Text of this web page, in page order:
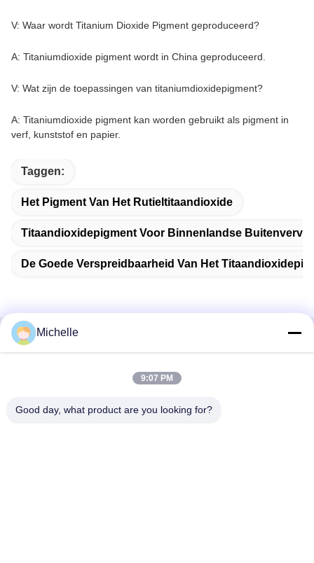
V: Waar wordt Titanium Dioxide Pigment geproduceerd?
A: Titaniumdioxide pigment wordt in China geproduceerd.
V: Wat zijn de toepassingen van titaniumdioxidepigment?
A: Titaniumdioxide pigment kan worden gebruikt als pigment in
verf, kunststof en papier.
Taggen:
Het Pigment Van Het Rutieltitaandioxide
Titaandioxidepigment Voor Binnenlandse
De Goede Verspreidbaarheid Van Het
Snel contact
1st Verdieping, No.40, No.69, de Middenstraat van
Michelle
9:07 PM
Good day, what product are you looking for?